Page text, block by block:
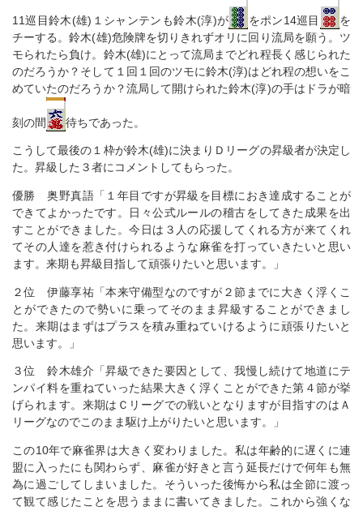
11巡目鈴木(雄)１シャンテンも鈴木(淳)が をポン14巡目
を
チーする。鈴木(雄)危険牌を切りきれずオリに回り流局を願う。ツ
モられたら負け。鈴木(雄)にとって流局までどれ程長く感じられた
のだろうか？そして１回１回のツモに鈴木(淳)はどれ程の想いをこ
めていたのだろうか？流局して開けられた鈴木(淳)の手はドラが暗
刻の間 待ちであった。
こうして最後の１枠が鈴木(雄)に決まりＤリーグの昇級者が決定し
た。昇級した３者にコメントしてもらった。
優勝 奥野真語「１年目ですが昇級を目標におき達成することが
できてよかったです。日々公式ルールの稽古をしてきた成果を出
すことができました。今日は３人の応援してくれる方が来てくれ
てその人達を惹き付けられるような麻雀を打っていきたいと思い
ます。来期も昇級目指して頑張りたいと思います。」
２位 伊藤享祐「本来守備型なのですが２節までに大きく浮くこ
とができたので勢いに乗ってそのまま昇級することができまし
た。来期はまずはプラスを積み重ねていけるように頑張りたいと
思います。」
３位 鈴木雄介「昇級できた要因として、我慢し続けて地道にテ
ンパイ料を重ねていった結果大きく浮くことができた第４節が挙
げられます。来期はＣリーグでの戦いとなりますが目指すのはＡ
リーグなのでこのまま駆け上がりたいと思います。」
この10年で麻雀界は大きく変わりました。私は年齢的に遅くに連
盟に入ったにも関わらず、麻雀が好きと言う延長だけで何年も無
為に過ごしてしまいました。そういった後悔から私は全節に渡っ
て観て感じたことを思うままに書いてきました。これから強くな